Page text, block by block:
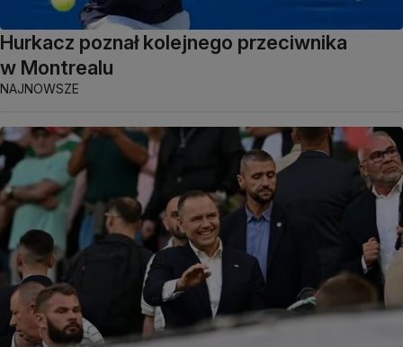
Hurkacz poznał kolejnego przeciwnika
w Montrealu
NAJNOWSZE